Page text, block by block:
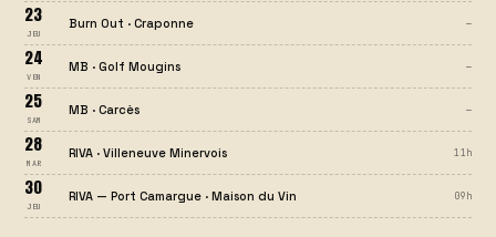
23
JEU
Burn Out · Craponne —
24
VEN
MB · Golf Mougins —
25
SAM
MB · Carcès —
28
MAR
RIVA · Villeneuve Minervois 11h
30
JEU
RIVA — Port Camargue · Maison du Vin 09h